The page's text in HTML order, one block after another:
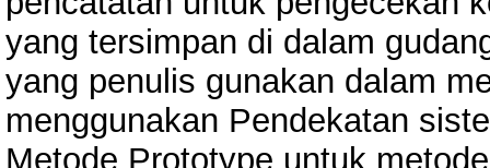
yang tersimpan di dalam
yang penulis gunakan dalam
menggunakan Pendekatan
Metode Prototype untuk